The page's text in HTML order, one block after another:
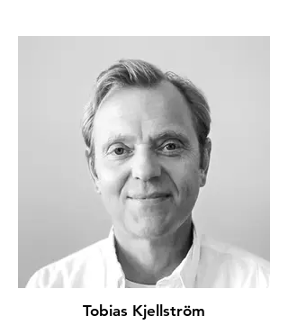
Tobias Kjellström